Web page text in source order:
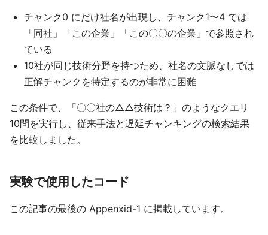
チャンク0 にだけ社名が出現し、チャンク1〜4 では
「同社」「この企業」「この〇〇の企業」で参照され
ている
10社が同じ技術分野を持つため、社名の文脈なしでは
正解チャンクを特定するのが非常に困難
この条件で、「〇〇社の△△技術は？」のようなクエリ
10問を実行し、従来手法と遅延チャンキングの検索結果
を比較しました。
実験で使用したコード
この記事の最後の Appenxid-1 に掲載しています。